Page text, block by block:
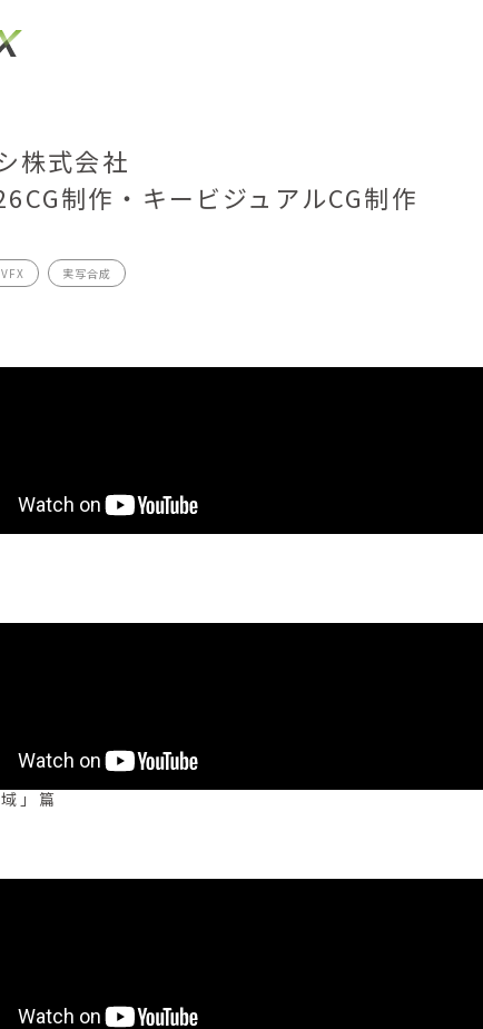
株式会社
制作・キービジュアルCG制作
VFX 実写合成
」篇